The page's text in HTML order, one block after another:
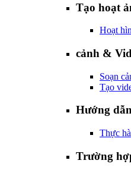
Tạo hoạt
Hoạt
cảnh &
Soạn
Tạo
Hướng
Thực
Trường